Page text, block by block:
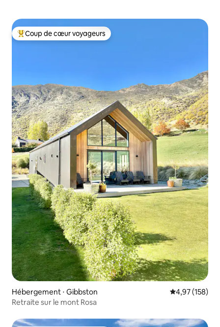
Coups de cœur voyageurs les plus appréciés
Coup de cœur voyageurs
Hébergement ⋅ Gibbston Évaluation
4,97 (158)
Retraite sur le mont Rosa